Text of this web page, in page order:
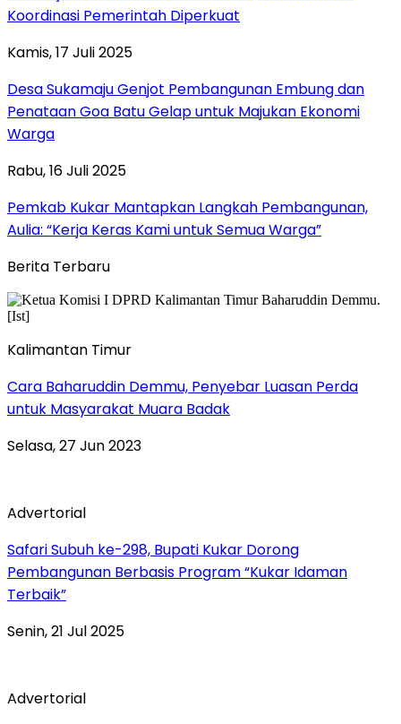
Koordinasi Pemerintah Diperkuat
Kamis, 17 Juli 2025
Desa Sukamaju Genjot Pembangunan Embung dan
Penataan Goa Batu Gelap untuk Majukan Ekonomi
Warga
Rabu, 16 Juli 2025
Pemkab Kukar Mantapkan Langkah Pembangunan,
Aulia: “Kerja Keras Kami untuk Semua Warga”
Berita Terbaru
Kalimantan Timur
Cara Baharuddin Demmu, Penyebar Luasan Perda
untuk Masyarakat Muara Badak
Selasa, 27 Jun 2023
Advertorial
Safari Subuh ke-298, Bupati Kukar Dorong
Pembangunan Berbasis Program “Kukar Idaman
Terbaik”
Senin, 21 Jul 2025
Advertorial